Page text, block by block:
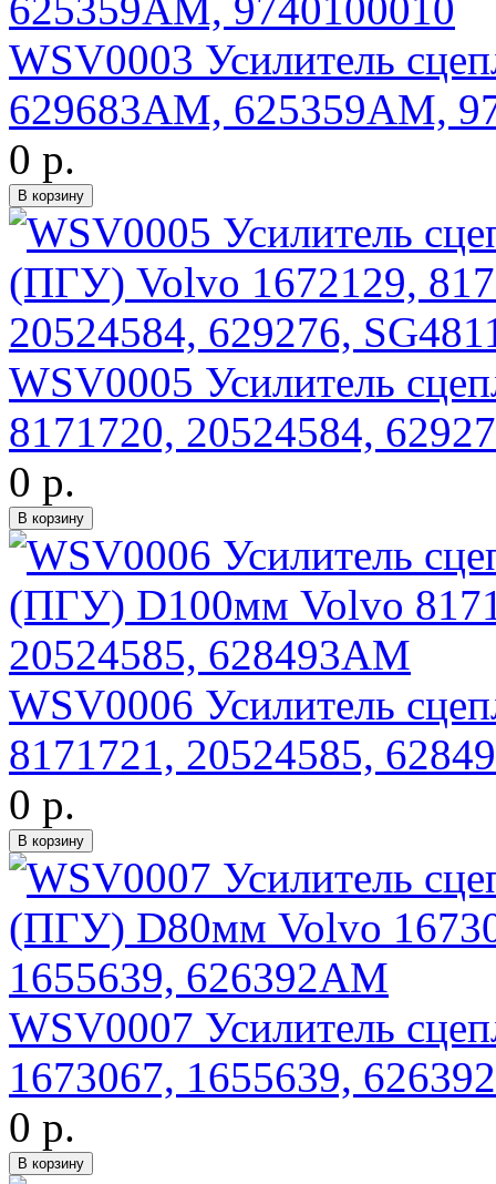
WSV0003 Усилитель
629683AM, 625359AM,
0 р.
WSV0005 Усилитель
8171720, 20524584,
0 р.
WSV0006 Усилитель
8171721, 20524585,
0 р.
WSV0007 Усилитель
1673067, 1655639,
0 р.